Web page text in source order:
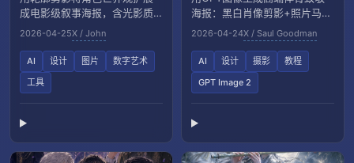
成电影级叙事海报，含光影质
感与空间层次设计。
2026-04-25X / John
AI 设计 图片
数字艺术
工具
海报：黑白肖像剪影+照片马赛
克纹理与微缩排版。
2026-04-24X / Saul Goodman
AI 设计 摄影
教程
GPT Image 2